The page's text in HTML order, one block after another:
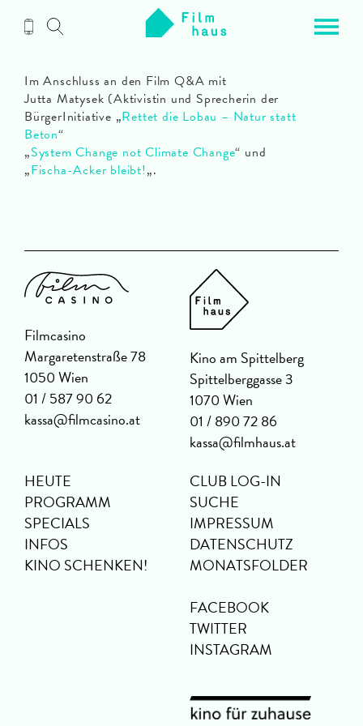
Inhalt
Im Anschluss an den Film Q&A mit
Jutta Matysek (Aktivistin und Sprecherin der
BürgerInitiative „Rettet die Lobau – Natur statt
Beton“
„System Change not Climate Change“ und
„Fischa-Acker bleibt!„.
Filmcasino
Margaretenstraße 78
1050 Wien
01 / 587 90 62
kassa@filmcasino.at
Kino am Spittelberg
Spittelberggasse 3
1070 Wien
01 / 890 72 86
kassa@filmhaus.at
HEUTE
PROGRAMM
SPECIALS
INFOS
KINO SCHENKEN!
CLUB LOG-IN
SUCHE
IMPRESSUM
DATENSCHUTZ
MONATSFOLDER
FACEBOOK
TWITTER
INSTAGRAM